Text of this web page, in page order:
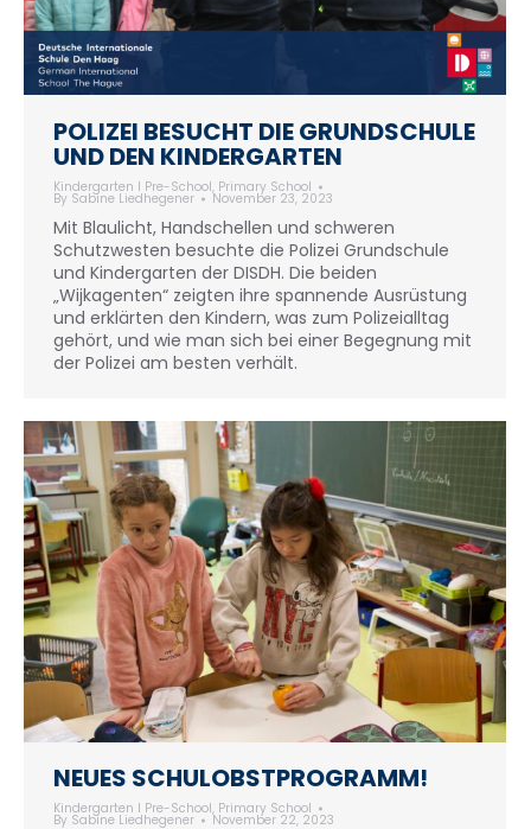
POLIZEI BESUCHT DIE GRUNDSCHULE
UND DEN KINDERGARTEN
Kindergarten I Pre-School, Primary School
By Sabine Liedhegener November 23, 2023
Mit Blaulicht, Handschellen und schweren
Schutzwesten besuchte die Polizei Grundschule
und Kindergarten der DISDH. Die beiden
„Wijkagenten“ zeigten ihre spannende Ausrüstung
und erklärten den Kindern, was zum Polizeialltag
gehört, und wie man sich bei einer Begegnung mit
der Polizei am besten verhält.
NEUES SCHULOBSTPROGRAMM!
Kindergarten I Pre-School, Primary School
By Sabine Liedhegener November 22, 2023